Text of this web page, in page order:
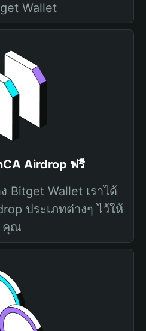
Wallet
Airdrop ฟรี
Bitget Wallet เราได้
ประเภทต่างๆ ไว้ให้
คุณ